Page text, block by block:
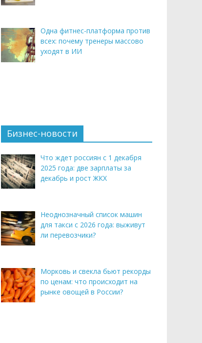
Одна фитнес-платформа против
всех: почему тренеры массово
уходят в ИИ
Бизнес-новости
Что ждет россиян с 1 декабря
2025 года: две зарплаты за
декабрь и рост ЖКХ
Неоднозначный список машин
для такси с 2026 года: выживут
ли перевозчики?
Морковь и свекла бьют рекорды
по ценам: что происходит на
рынке овощей в России?